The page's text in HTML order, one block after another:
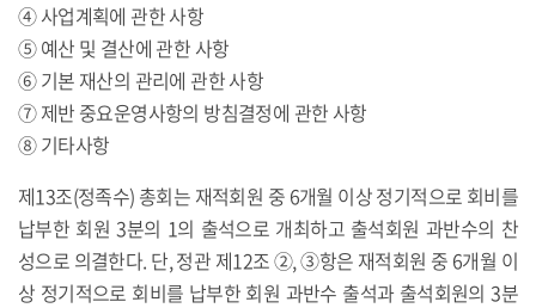
④ 사업계획에 관한 사항
⑤ 예산 및 결산에 관한 사항
⑥ 기본 재산의 관리에 관한 사항
⑦ 제반 중요운영사항의 방침결정에 관한 사항
⑧ 기타사항
제13조(정족수) 총회는 재적회원 중 6개월 이상 정기적으로 회비를
납부한 회원 3분의 1의 출석으로 개최하고 출석회원 과반수의 찬
성으로 의결한다. 단, 정관 제12조 ②, ③항은 재적회원 중 6개월 이
상 정기적으로 회비를 납부한 회원 과반수 출석과 출석회원의 3분